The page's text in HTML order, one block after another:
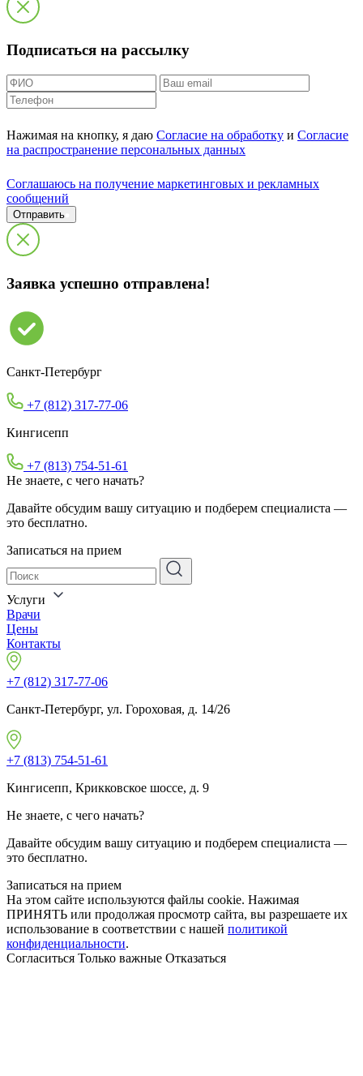
Подписаться на рассылку
Нажимая на кнопку, я даю Согласие на обработку и Согласие
на распространение персональных данных
Cоглашаюсь на получение маркетинговых и рекламных
сообщений
Отправить
Заявка успешно отправлена!
Санкт-Петербург
+7 (812) 317-77-06
Кингисепп
+7 (813) 754-51-61
Не знаете, с чего начать?
Давайте обсудим вашу ситуацию и подберем специалиста —
это бесплатно.
Записаться на прием
Услуги
Врачи
Цены
Контакты
+7 (812) 317-77-06
Санкт-Петербург, ул. Гороховая, д. 14/26
+7 (813) 754-51-61
Кингисепп, Крикковское шоссе, д. 9
Не знаете, с чего начать?
Давайте обсудим вашу ситуацию и подберем специалиста —
это бесплатно.
Записаться на прием
На этом сайте используются файлы cookie. Нажимая
ПРИНЯТЬ или продолжая просмотр сайта, вы разрешаете их
использование в соответствии с нашей политикой
конфиденциальности.
Согласиться Только важные Отказаться